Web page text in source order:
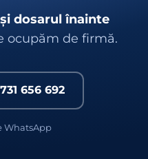
dosarul înainte
ocupăm de firmă.
656 692
WhatsApp